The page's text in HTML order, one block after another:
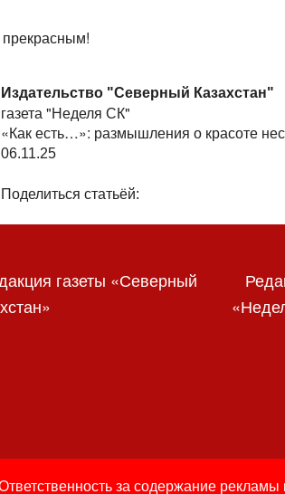
Издательство "Северный Казахстан"
газета "Неделя СК"
«Как есть…»: размышления о красоте
06.11.25
Поделиться статьёй:
газеты «Северный
за содержание рекламы